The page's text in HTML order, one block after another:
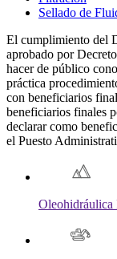
Sellado de
El cumplimiento del
aprobado por
hacer de público
práctica
con beneficiarios
beneficiarios finales
declarar como
el Puesto
Oleohidráulica